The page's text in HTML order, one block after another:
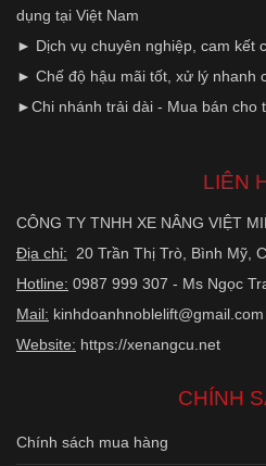
dụng tại Việt Nam
► Dịch vụ chuyên nghiệp, cam kết
► Chế độ hậu mãi tốt, xử lý nhanh
►Chi nhánh trải dài - Mua bán cho
LIÊN
CÔNG TY TNHH XE NÂNG VIỆT
Địa chỉ: 20 Trần Thị Trò, Bình Mỹ,
Hotline: 0987 999 307 - Ms Ngọc
Mail: kinhdoanhnoblelift@gmail.com
Website: https://xenangcu.net
CHÍNH
Chính sách mua hàng